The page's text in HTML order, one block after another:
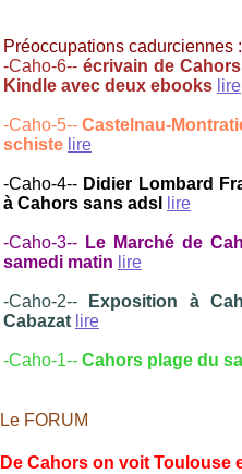
Préoccupations cadurciennes :
-Caho-6--écrivain de
Kindle avec deux ebooks lire
-Caho-5--Castelnau-
schiste lire
-Caho-4-- Didier Lombard
à Cahors sans adsl
lire
-Caho-3-- Le Marché de
samedi matin lire
-Caho-2--
Exposition à
Cabazat lire
-Caho-1-- Cahors plage du
Le FORUM
De Cahors on voit Toulouse